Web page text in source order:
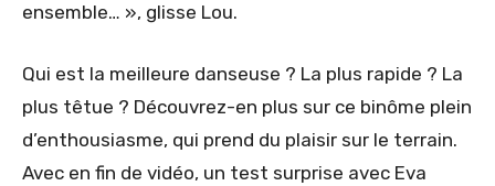
ensemble… », glisse Lou.
Qui est la meilleure danseuse ? La plus rapide ? La
plus têtue ? Découvrez-en plus sur ce binôme plein
d’enthousiasme, qui prend du plaisir sur le terrain.
Avec en fin de vidéo, un test surprise avec Eva